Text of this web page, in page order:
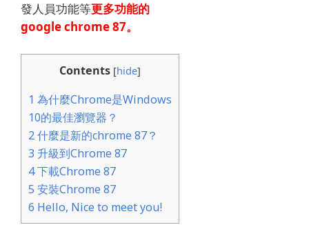
發人員功能等更多功能的
google chrome 87。
Contents [hide]
1 為什麼Chrome是Windows
10的最佳瀏覽器？
2什麼是新的chrome 87？
3 升級到Chrome 87
4下載Chrome 87
5 安裝Chrome 87
6 Hello, Nice to meet you!